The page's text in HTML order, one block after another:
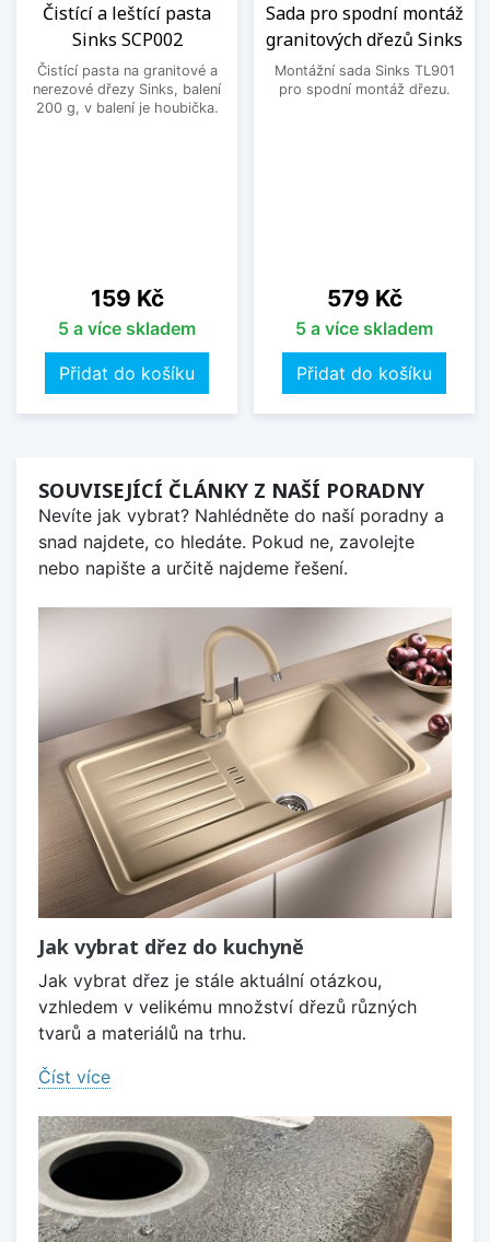
Čistící a leštící pasta
Sinks SCP002
Čistící pasta na granitové a
nerezové dřezy Sinks, balení
200 g, v balení je houbička.
Cena
159 Kč
5 a více skladem
Přidat do košíku
Sada pro spodní montáž
granitových dřezů Sinks
Montážní sada Sinks TL901
pro spodní montáž dřezu.
Cena
579 Kč
5 a více skladem
Přidat do košíku
SOUVISEJÍCÍ ČLÁNKY Z NAŠÍ PORADNY
Nevíte jak vybrat? Nahlédněte do naší poradny a
snad najdete, co hledáte. Pokud ne, zavolejte
nebo napište a určitě najdeme řešení.
Jak vybrat dřez do kuchyně
Jak vybrat dřez je stále aktuální otázkou,
vzhledem v velikému množství dřezů různých
tvarů a materiálů na trhu.
Číst více